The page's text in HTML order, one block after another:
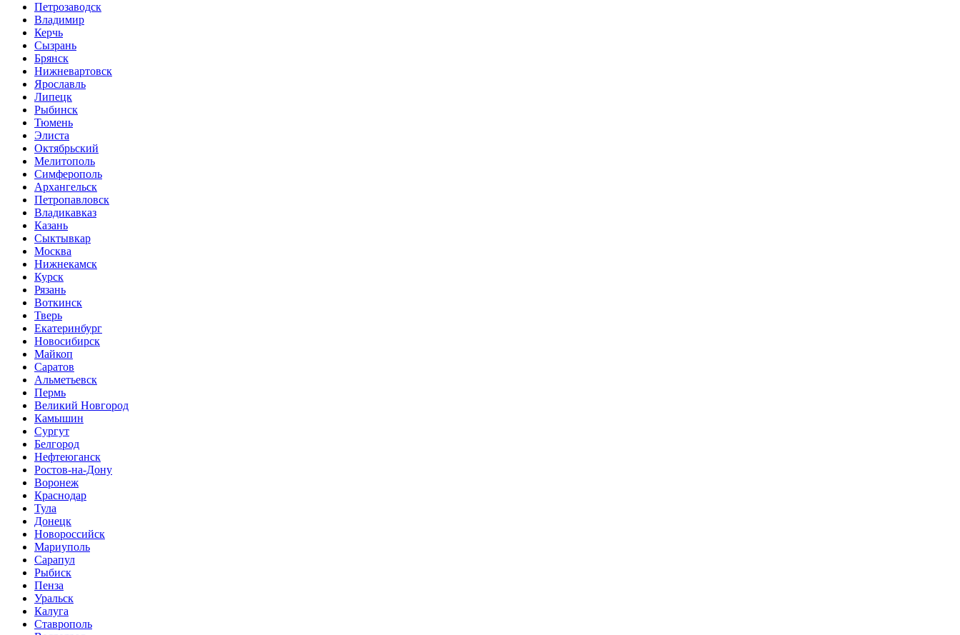
Петрозаводск
Владимир
Керчь
Сызрань
Брянск
Нижневартовск
Ярославль
Липецк
Рыбинск
Тюмень
Элиста
Октябрьский
Мелитополь
Симферополь
Архангельск
Петропавловск
Владикавказ
Казань
Сыктывкар
Москва
Нижнекамск
Курск
Рязань
Воткинск
Тверь
Екатеринбург
Новосибирск
Майкоп
Саратов
Альметьевск
Пермь
Великий Новгород
Камышин
Сургут
Белгород
Нефтеюганск
Ростов-на-Дону
Воронеж
Краснодар
Тула
Донецк
Новороссийск
Мариуполь
Сарапул
Рыбиск
Пенза
Уральск
Калуга
Ставрополь